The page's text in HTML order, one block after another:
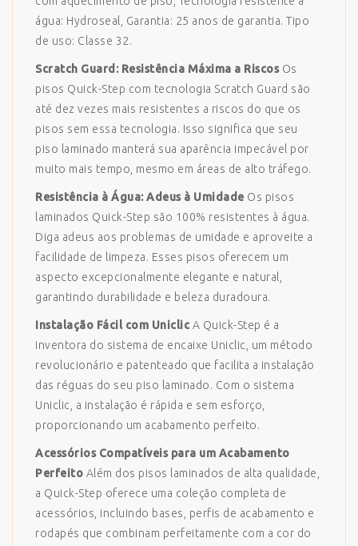
água: Hydroseal, Garantia: 25 anos de garantia. Tipo
de uso: Classe 32.
Scratch Guard: Resistência Máxima a RiscosOs
pisos Quick-Step com tecnologia Scratch Guard são
até dez vezes mais resistentes a riscos do que os
pisos sem essa tecnologia. Isso significa que seu
piso laminado manterá sua aparência impecável por
muito mais tempo, mesmo em áreas de alto tráfego.
Resistência à Água: Adeus à Umidade Os pisos
laminados Quick-Step são 100% resistentes à água.
Diga adeus aos problemas de umidade e aproveite a
facilidade de limpeza. Esses pisos oferecem um
aspecto excepcionalmente elegante e natural,
garantindo durabilidade e beleza duradoura.
Instalação Fácil com Uniclic A Quick-Step é a
inventora do sistema de encaixe Uniclic, um método
revolucionário e patenteado que facilita a instalação
das réguas do seu piso laminado. Com o sistema
Uniclic, a instalação é rápida e sem esforço,
proporcionando um acabamento perfeito.
Acessórios Compatíveis para um Acabamento
Perfeito Além dos pisos laminados de alta qualidade,
a Quick-Step oferece uma coleção completa de
acessórios, incluindo bases, perfis de acabamento e
rodapés que combinam perfeitamente com a cor do